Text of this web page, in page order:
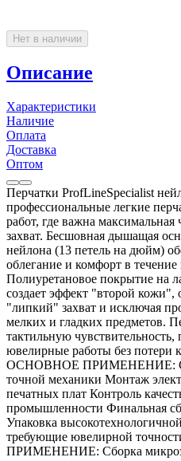
Нет в наличии
Описание
Характеристики
Наличие
Оплата
Доставка
Оптом
Перчатки ProfLineSpecialist
профессиональные легкие
работ, где важна
захват. Бесшовная дышащая
нейлона (13 петель на дюйм)
облегание и комфорт в течение
Полиуретановое покрытие на
создает эффект "второй кожи",
"липкий" захват и исключая
мелких и гладких предметов.
тактильную чувствительность,
ювелирные работы без потери
ОСНОВНОЕ ПРИМЕНЕНИЕ:
точной механики Монтаж
печатных плат Контроль
промышленности Финальная
Упаковка
требующие ювелирной
ПРИМЕНЕНИЕ: Сборка